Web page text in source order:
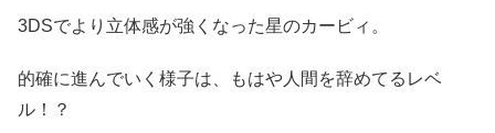
3DSでより立体感が強くなった星のカービィ。
的確に進んでいく様子は、もはや人間を辞めてるレベ
ル！？